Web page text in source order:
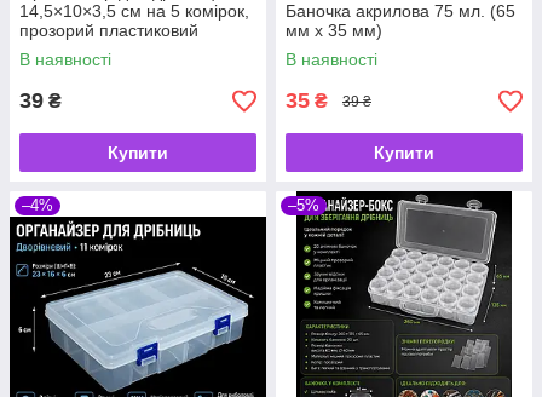
14,5×10×3,5 см на 5 комірок,
прозорий пластиковий
контейнер
В наявності
39 ₴
Купити
Баночка акрилова 75 мл. (65
мм х 35 мм)
В наявності
35 ₴ 39 ₴
Купити
–4% –5%